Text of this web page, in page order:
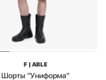
F | ABLE
Шорты "Униформа"